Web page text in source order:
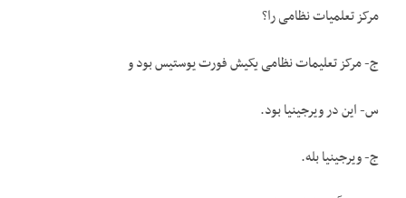
مرکز تعلمیات نظامی را؟
ج- مرکز تعلیمات نظامی یکیش فورت یوستیس بود و
س- این در ویرجینیا بود.
ج- ویرجینیا بله.